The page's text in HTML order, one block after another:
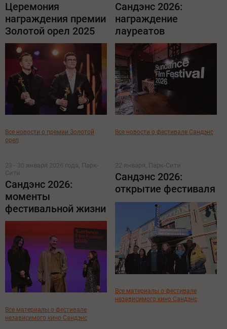
Церемония
награждения премии
Золотой орел 2025
Все новости о премии Золотой
орел
Сандэнс 2026:
награждение
лауреатов
Все новости о фестивале Сандэнс
23 - 30 января 2026 года, Парк-
Сити
Сандэнс 2026:
моменты
фестивальной жизни
Все материалы о фестивале
независимого кино Сандэнс
22 января, Парк-Сити
Сандэнс 2026:
открытие фестиваля
Все материалы о фестивале
независимого кино Сандэнс